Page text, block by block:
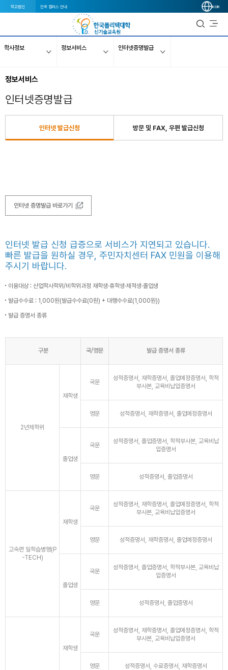
학교법인 전국 캠퍼스 안내 KOR
학사정보 정보서비스 인터넷증명발급
정보서비스
인터넷증명발급
인터넷 발급신청 방문 및 FAX, 우편 발급신청
인터넷 증명발급 바로가기
인터넷 발급 신청 급증으로 서비스가 지연되고 있습니다.
빠른 발급을 원하실 경우, 주민자치센터 FAX 민원을 이용해
주시기 바랍니다.
이용대상 : 산업학사학위/비학위과정 재학생·휴학생·제적생·졸업생
발급수수료 : 1,000원(발급수수료(0원) + 대행수수료(1,000원))
발급 증명서 종류
구분 국/영문 발급 증명서 종류
2년제학위
재학생
국문
성적증명서, 재학증명서, 졸업예정증명서, 학적
부사본, 교육비납입증명서
영문 성적증명서, 재학증명서, 졸업예정증명서
졸업생
국문
성적증명서, 졸업증명서, 학적부사본, 교육비납
입증명서
영문 성적증명서, 졸업증명서
고숙련 일학습병행(P
-TECH)
재학생
국문
성적증명서, 재학증명서, 졸업예정증명서, 학적
부사본, 교육비납입증명서
영문 성적증명서, 재학증명서, 졸업예정증명서
졸업생
국문
성적증명서, 졸업증명서, 학적부사본, 교육비납
입증명서
영문 성적증명서, 졸업증명서
재학생
국문
성적증명서, 재학증명서, 졸업예정증명서, 학적
부사본, 교육비납입증명서
영문 성적증명서, 수료증명서, 재학증명서